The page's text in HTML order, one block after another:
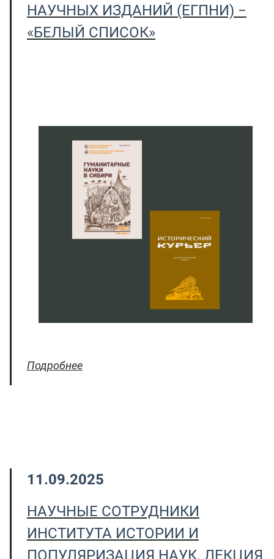
НАУЧНЫХ ИЗДАНИЙ (ЕГПНИ) −
«БЕЛЫЙ СПИСОК»
Подробнее
11.09.2025
НАУЧНЫЕ СОТРУДНИКИ
ИНСТИТУТА ИСТОРИИ И
ПОПУЛЯРИЗАЦИЯ НАУК. ЛЕКЦИЯ